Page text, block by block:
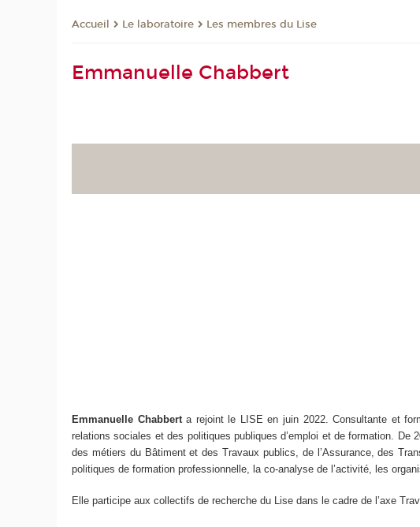
Accueil Le laboratoire Les membres du Lise
Emmanuelle Chabbert
Emmanuelle Chabberta rejoint le LISE en juin 2022. Consultante et
relations sociales et des politiques publiques d’emploi et de formation.
des métiers du Bâtiment et des Travaux publics, de l’Assurance, des
politiques de formation professionnelle, la co-analyse de l’activité, les
Elle participe aux collectifs de recherche du Lise dans le cadre de l’axe